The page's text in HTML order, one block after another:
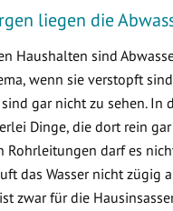
liegen die
Haushalten sind
wenn sie verstopft
gar nicht zu sehen. In
Dinge, die dort rein
Rohrleitungen darf es
das Wasser nicht zügig
zwar für die